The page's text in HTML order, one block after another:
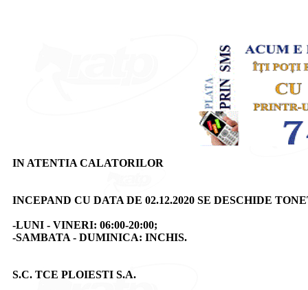
IN ATENTIA CALATORILOR
INCEPAND CU DATA DE 02.12.2020 SE DESCHIDE
-LUNI - VINERI: 06:00-20:00;
-SAMBATA - DUMINICA: INCHIS.
S.C. TCE PLOIESTI S.A.